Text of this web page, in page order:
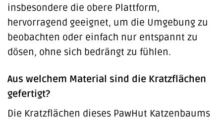
insbesondere die obere Plattform,
hervorragend geeignet, um die Umgebung zu
beobachten oder einfach nur entspannt zu
dösen, ohne sich bedrängt zu fühlen.
Aus welchem Material sind die Kratzflächen
gefertigt?
Die Kratzflächen dieses PawHut Katzenbaums